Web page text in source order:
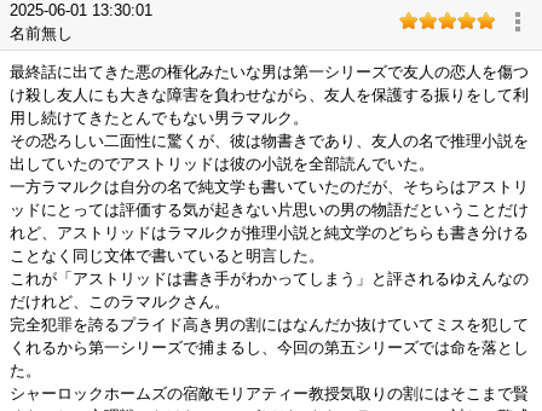
2025-06-01 13:30:01
名前無し
最終話に出てきた悪の権化みたいな男は第一シリーズで友人の恋人を傷つ
け殺し友人にも大きな障害を負わせながら、友人を保護する振りをして利
用し続けてきたとんでもない男ラマルク。
その恐ろしい二面性に驚くが、彼は物書きであり、友人の名で推理小説を
出していたのでアストリッドは彼の小説を全部読んでいた。
一方ラマルクは自分の名で純文学も書いていたのだが、そちらはアストリ
ッドにとっては評価する気が起きない片思いの男の物語だということだけ
れど、アストリッドはラマルクが推理小説と純文学のどちらも書き分ける
ことなく同じ文体で書いていると明言した。
これが「アストリッドは書き手がわかってしまう」と評されるゆえんなの
だけれど、このラマルクさん。
完全犯罪を誇るプライド高き男の割にはなんだか抜けていてミスを犯して
くれるから第一シリーズで捕まるし、今回の第五シリーズでは命を落とし
た。
シャーロックホームズの宿敵モリアティー教授気取りの割にはそこまで賢